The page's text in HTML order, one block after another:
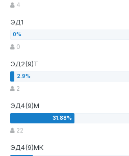
4
ЭД1
0
ЭД2(9)Т
2
ЭД4(9)М
22
ЭД4(9)МК